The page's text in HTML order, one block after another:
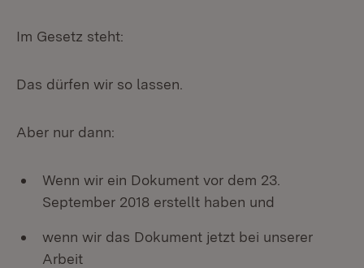
Im Gesetz steht:
Das dürfen wir so lassen.
Aber nur dann:
Wenn wir ein Dokument vor dem 23.
September 2018 erstellt haben und
wenn wir das Dokument jetzt bei unserer
Arbeit